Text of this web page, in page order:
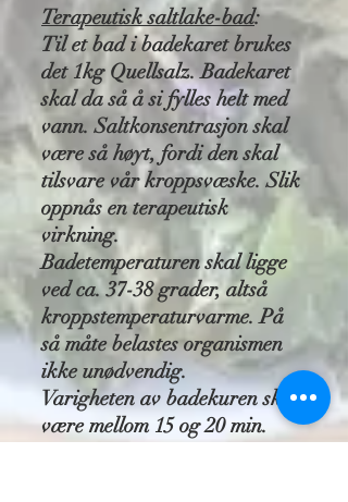
Terapeutisk saltlake-bad:
Til et bad i badekaret brukes
det 1kg Quellsalz. Badekaret
skal da så å si fylles helt med
vann. Saltkonsentrasjon skal
være så høyt, fordi den skal
tilsvare vår kroppsvæske. Slik
oppnås en terapeutisk
virkning.
Badetemperaturen skal ligge
ved ca. 37-38 grader, altså
kroppstemperaturvarme. På
så måte belastes organismen
ikke unødvendig.
Varigheten av badekuren skal
være mellom 15 og 20 min.